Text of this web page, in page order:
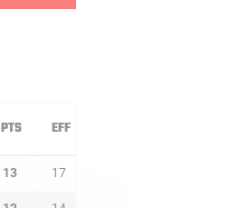
PTS EFF
13 17